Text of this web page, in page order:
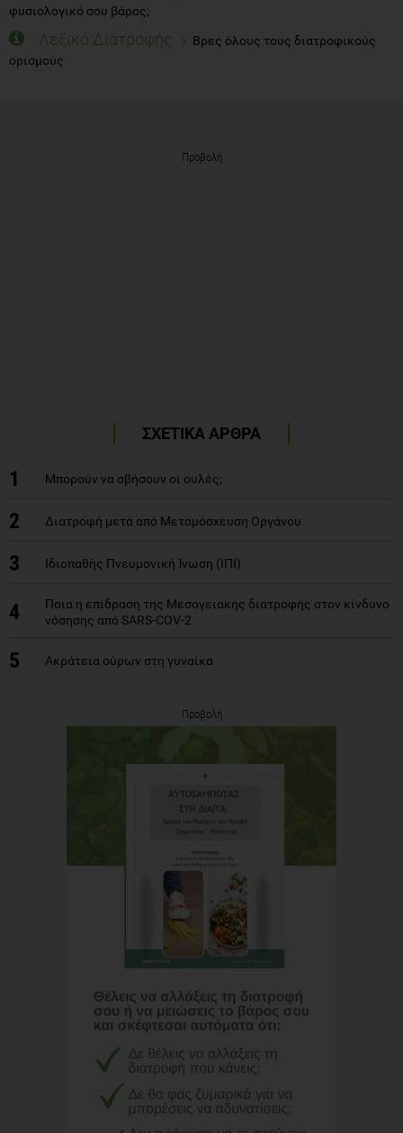
φυσιολογικό σου βάρος;
Λεξικό Διατροφής
Βρες όλους τους διατροφικούς
ορισμούς
Προβολή
ΣΧΕΤΙΚΑ ΑΡΘΡΑ
1 Μπορούν να σβήσουν οι ουλές;
2 Διατροφή μετά από Μεταμόσχευση Οργάνου
3 Ιδιοπαθής Πνευμονική Ίνωση (ΙΠΙ)
4
Ποια η επίδραση της Μεσογειακής διατροφής στον κίνδυνο
νόσησης από SARS-COV-2
5 Ακράτεια ούρων στη γυναίκα
Προβολή